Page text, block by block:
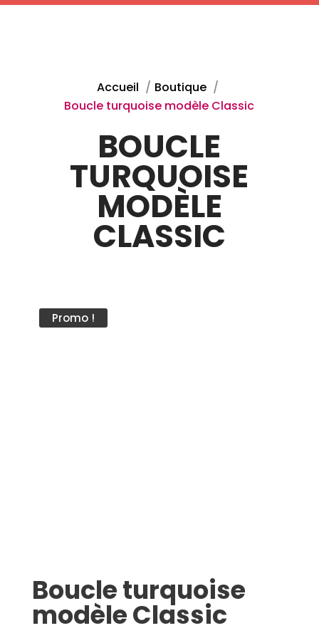
Accueil
Boutique
Boucle turquoise modèle Classic
BOUCLE
TURQUOISE
MODÈLE
CLASSIC
Promo !
Boucle turquoise
modèle Classic